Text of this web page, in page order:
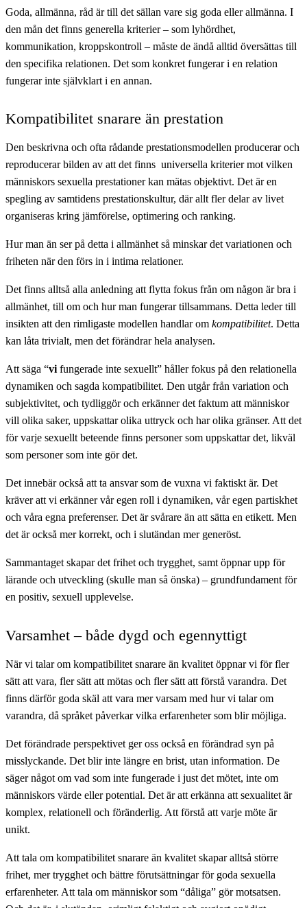
Goda, allmänna, råd är till det sällan vare sig goda eller allmänna. I
den mån det finns generella kriterier – som lyhördhet,
kommunikation, kroppskontroll – måste de ändå alltid översättas till
den specifika relationen. Det som konkret fungerar i en relation
fungerar inte självklart i en annan.
Kompatibilitet snarare än prestation
Den beskrivna och ofta rådande prestationsmodellen producerar och
reproducerar bilden av att det finns universella kriterier mot vilken
människors sexuella prestationer kan mätas objektivt. Det är en
spegling av samtidens prestationskultur, där allt fler delar av livet
organiseras kring jämförelse, optimering och ranking.
Hur man än ser på detta i allmänhet så minskar det variationen och
friheten när den förs in i intima relationer.
Det finns alltså alla anledning att flytta fokus från om någon är bra i
allmänhet, till om och hur man fungerar tillsammans. Detta leder till
insikten att den rimligaste modellen handlar om kompatibilitet. Detta
kan låta trivialt, men det förändrar hela analysen.
Att säga “vi fungerade inte sexuellt” håller fokus på den relationella
dynamiken och sagda kompatibilitet. Den utgår från variation och
subjektivitet, och tydliggör och erkänner det faktum att människor
vill olika saker, uppskattar olika uttryck och har olika gränser. Att det
för varje sexuellt beteende finns personer som uppskattar det, likväl
som personer som inte gör det.
Det innebär också att ta ansvar som de vuxna vi faktiskt är. Det
kräver att vi erkänner vår egen roll i dynamiken, vår egen partiskhet
och våra egna preferenser. Det är svårare än att sätta en etikett. Men
det är också mer korrekt, och i slutändan mer generöst.
Sammantaget skapar det frihet och trygghet, samt öppnar upp för
lärande och utveckling (skulle man så önska) – grundfundament för
en positiv, sexuell upplevelse.
Varsamhet – både dygd och egennyttigt
När vi talar om kompatibilitet snarare än kvalitet öppnar vi för fler
sätt att vara, fler sätt att mötas och fler sätt att förstå varandra. Det
finns därför goda skäl att vara mer varsam med hur vi talar om
varandra, då språket påverkar vilka erfarenheter som blir möjliga.
Det förändrade perspektivet ger oss också en förändrad syn på
misslyckande. Det blir inte längre en brist, utan information. De
säger något om vad som inte fungerade i just det mötet, inte om
människors värde eller potential. Det är att erkänna att sexualitet är
komplex, relationell och föränderlig. Att förstå att varje möte är
unikt.
Att tala om kompatibilitet snarare än kvalitet skapar alltså större
frihet, mer trygghet och bättre förutsättningar för goda sexuella
erfarenheter. Att tala om människor som “dåliga” gör motsatsen.